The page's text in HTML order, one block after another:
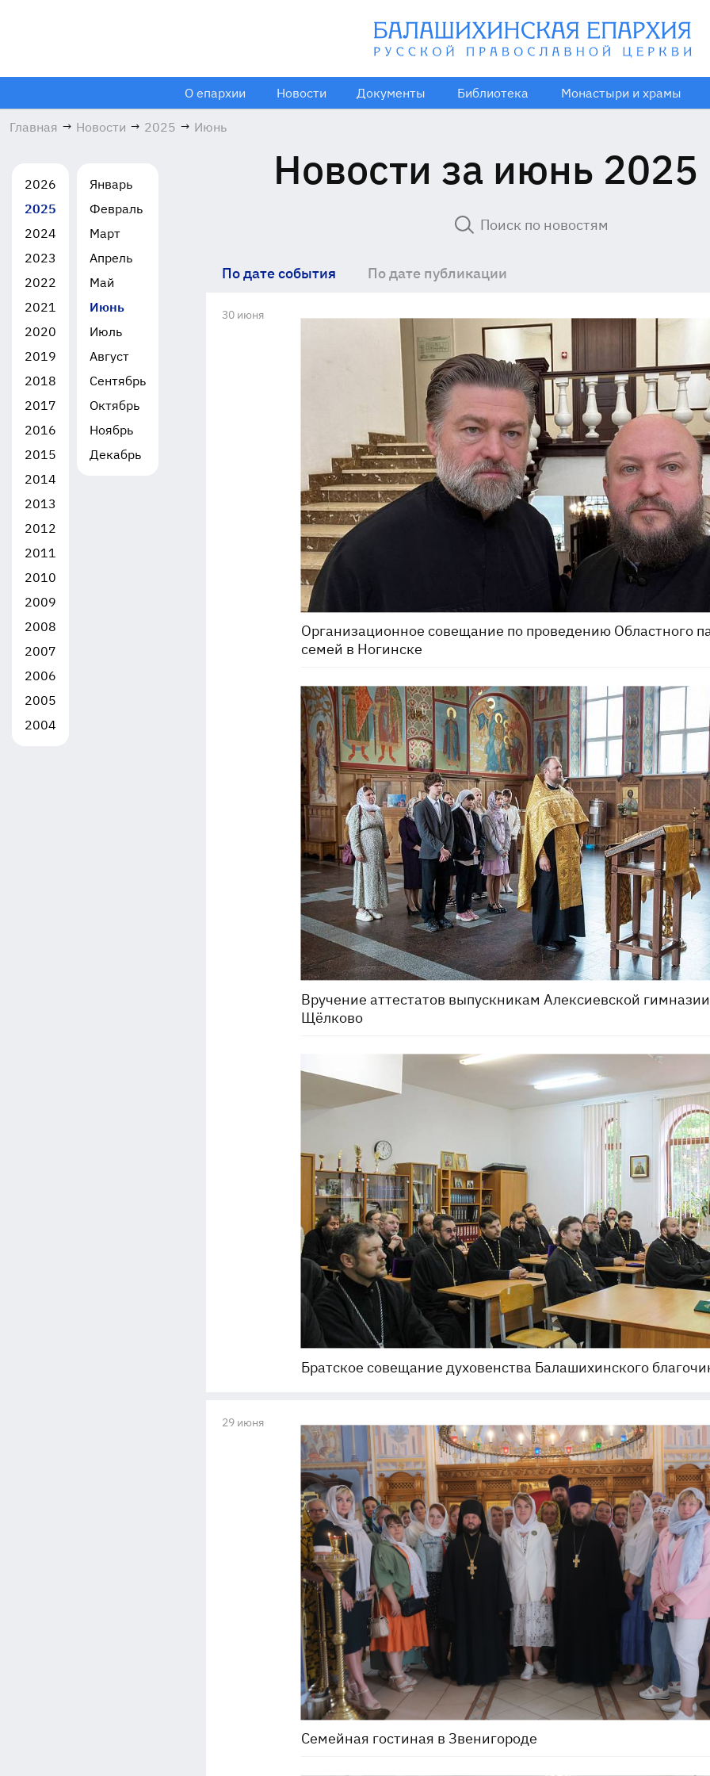
О епархии Новости Документы Библиотека Монастыри и храмы
Главная → Новости → 2025 → Июнь
2026
2025
2024
2023
2022
2021
2020
2019
2018
2017
2016
2015
2014
2013
2012
2011
2010
2009
2008
2007
2006
2005
2004
Январь
Февраль
Март
Апрель
Май
Июнь
Июль
Август
Сентябрь
Октябрь
Ноябрь
Декабрь
Новости за июнь 2025
По дате события По дате публикации
30 июня
Организационное совещание по проведению Областного
семей в Ногинске
Вручение аттестатов выпускникам Алексиевской
Щёлково
Братское совещание духовенства Балашихинского
29 июня
Семейная гостиная в Звенигороде